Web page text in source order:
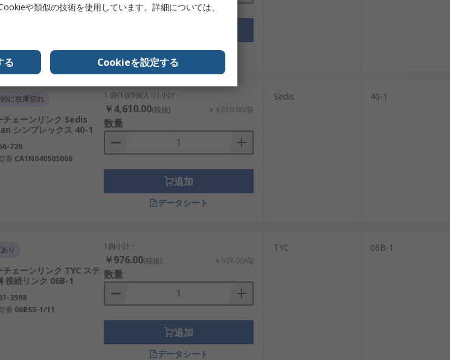
7357
データシート
に在庫切れ
チェーンリンク Sedis
シンプレックス 40-1
720
番 CA1N040S05006
1 袋(1袋5個入り) 小計：
￥4,610.00(税抜) ￥4,610.00/袋
数量
追加
データシート
Sedis 40-1
り
チェーンリンク TYC ステ
接続リンク 06B-1
3598
番 06BSS-1/11
1個小計：
￥976.00(税抜) ￥976.00/個
数量
追加
データシート
TYC 06B-1
や類似の技術を使用しています。詳細については、
る Cookieを設定する